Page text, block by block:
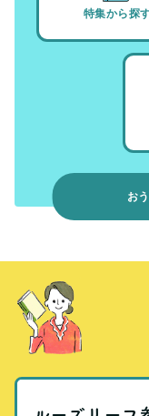
特集から探
お